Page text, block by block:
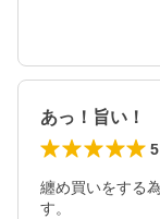
あっ！旨い！
5
纏め買いをする
す。